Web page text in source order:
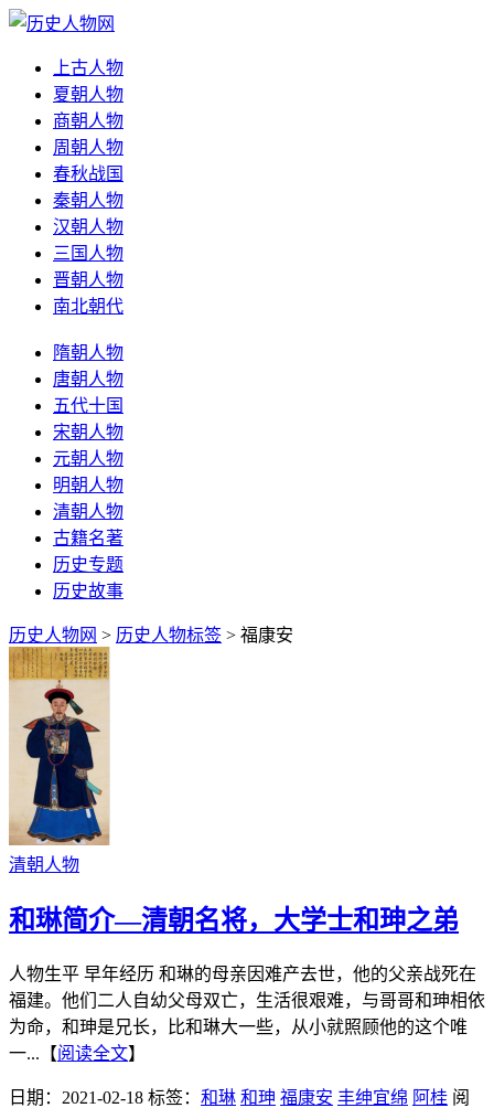
上古人物
夏朝人物
商朝人物
周朝人物
春秋战国
秦朝人物
汉朝人物
三国人物
晋朝人物
南北朝代
隋朝人物
唐朝人物
五代十国
宋朝人物
元朝人物
明朝人物
清朝人物
古籍名著
历史专题
历史故事
历史人物网 > 历史人物标签 > 福康安
清朝人物
和琳简介—清朝名将，大学士和珅之弟
人物生平 早年经历 和琳的母亲因难产去世，他的父亲战死在
福建。他们二人自幼父母双亡，生活很艰难，与哥哥和珅相依
为命，和珅是兄长，比和琳大一些，从小就照顾他的这个唯
一...【阅读全文】
日期：2021-02-18 标签： 和琳 和珅 福康安 丰绅宜绵 阿桂 阅